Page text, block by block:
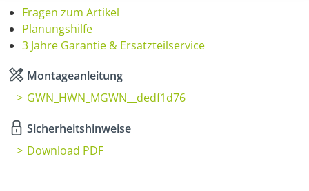
Fragen zum Artikel
Planungshilfe
3 Jahre Garantie & Ersatzteilservice
Montageanleitung
GWN_HWN_MGWN__dedf1d76
Sicherheitshinweise
Download PDF